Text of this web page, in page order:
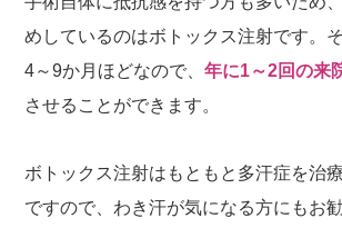
めしているのはボトックス注射です。
4～9か月ほどなので、年に1～2回の来
させることができます。
ボトックス注射はもともと多汗症を治
ですので、わき汗が気になる方にもお